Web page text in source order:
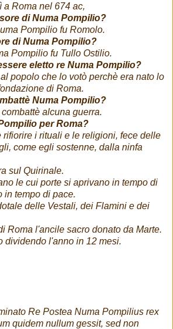
Roma nel 674 ac,
di Numa Pompilio?
Pompilio fu Romolo.
di Numa Pompilio?
Pompilio fu Tullo Ostilio.
eletto re Numa Pompilio?
popolo che lo votò perchè era nato lo
di Roma.
Numa Pompilio?
alcuna guerra.
per Roma?
rifiorire i rituali e le religioni, fece delle
come egli sostenne, dalla ninfa
sul Quirinale.
le cui porte si aprivano in tempo di
in tempo di pace.
delle Vestali, dei Flamini e dei
Roma l'ancile sacro donato da Marte.
dividendo l'anno in 12 mesi.
Re Postea Numa Pompilius rex
quidem nullum gessit, sed non